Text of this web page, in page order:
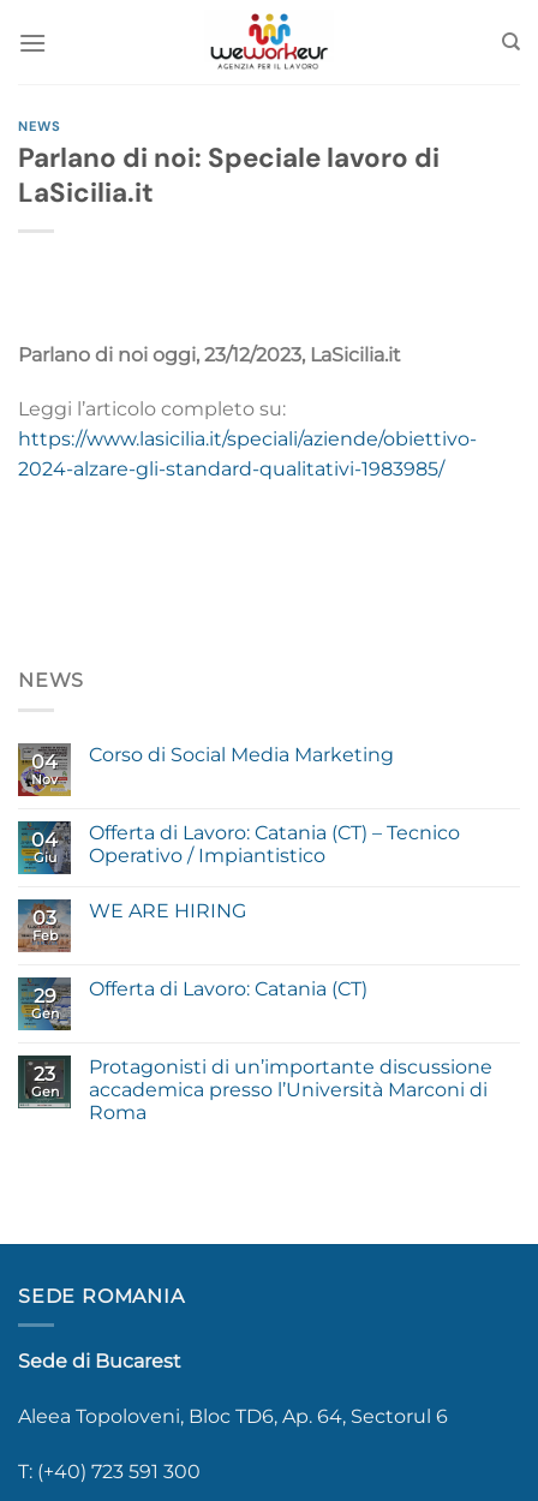
NEWS
Parlano di noi: Speciale lavoro di
LaSicilia.it
Parlano di noi oggi, 23/12/2023, LaSicilia.it
Leggi l’articolo completo su:
https://www.lasicilia.it/speciali/aziende/obiettivo-
2024-alzare-gli-standard-qualitativi-1983985/
NEWS
04
Nov
Corso di Social Media Marketing
04
Giu
Offerta di Lavoro: Catania (CT) – Tecnico
Operativo / Impiantistico
03
Feb
WE ARE HIRING
29
Gen
Offerta di Lavoro: Catania (CT)
23
Gen
Protagonisti di un’importante discussione
accademica presso l’Università Marconi di
Roma
SEDE ROMANIA
Sede di Bucarest
Aleea Topoloveni, Bloc TD6, Ap. 64, Sectorul 6
T: (+40) 723 591 300